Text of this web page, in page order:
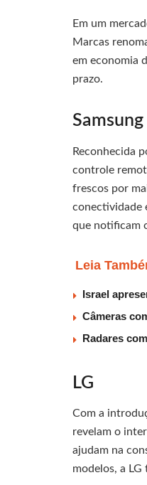
Em um
Marcas
em economia
prazo.
Samsung
Reconhecida
controle
frescos por
conectividade
que notificam
Leia
Israel
Câmeras
Radares
LG
Com a
revelam o
ajudam na
modelos, a